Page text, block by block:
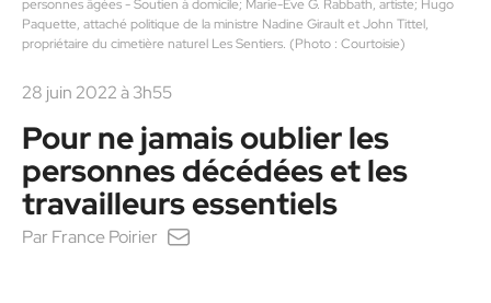
personnes âgées - Soutien à domicile; Marie-Ève G. Rabbath, artiste; Hugo
Paquette, attaché politique de la ministre Nadine Girault et John Tittel,
propriétaire du cimetière naturel Les Sentiers. (Photo : Courtoisie)
28 juin 2022 à 3h55
Pour ne jamais oublier les
personnes décédées et les
travailleurs essentiels
Par France Poirier